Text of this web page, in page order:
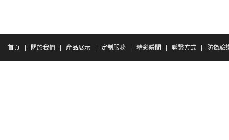
首頁 關於我們 產品展示 定制服務 精彩瞬間 聯繫方式 防偽驗